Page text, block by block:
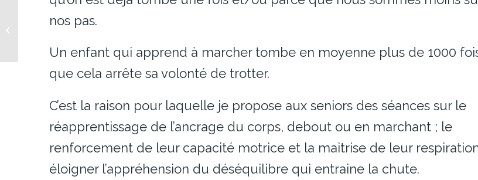
nos pas.
Un enfant qui apprend à marcher tombe en moyenne plus de 1000
que cela arrête sa volonté de trotter.
C’est la raison pour laquelle je propose aux seniors des séances sur le
réapprentissage de l’ancrage du corps, debout ou en marchant ; le
renforcement de leur capacité motrice et la maitrise de leur
éloigner l’appréhension du déséquilibre qui entraine la chute.
enfant peut-il
sophrologie ?